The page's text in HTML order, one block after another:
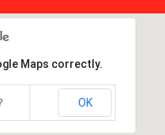
Maps correctly.
OK